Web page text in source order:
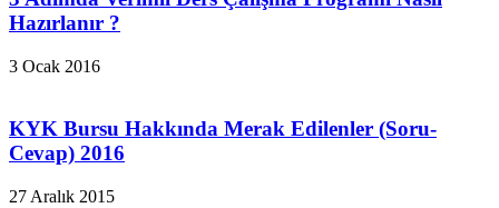
Hazırlanır ?
3 Ocak 2016
KYK Bursu Hakkında Merak Edilenler (Soru-
Cevap) 2016
27 Aralık 2015